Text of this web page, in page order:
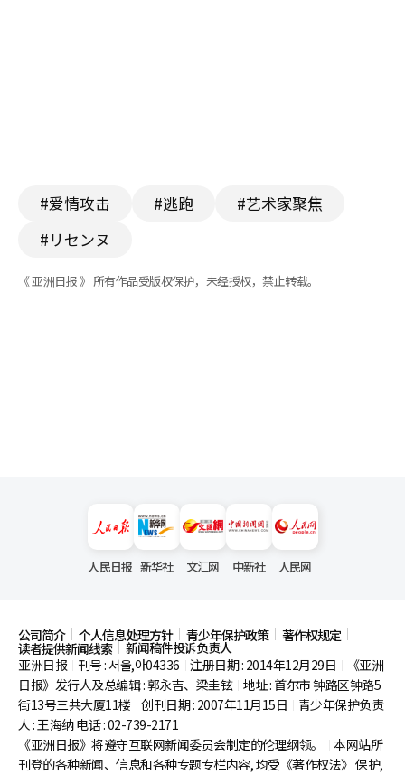
#爱情攻击 #逃跑
#艺术家聚焦
#リセンヌ
《 亚洲日报 》 所有作品受版权保护，未经授权，禁止转载。
人民日报 新华社 文汇网 中新社 人民网
公司简介 个人信息处理方针 青少年保护政策 著作权规定
读者提供新闻线索
新闻稿件投诉负责人
亚洲日报
刊号 : 서울,아04336 注册日期 : 2014年12月29日
《亚洲
日报》发行人及总编辑 : 郭永吉、梁圭铉 地址 : 首尔市钟路区钟路5
街13号三共大厦11楼 创刊日期 : 2007年11月15日
青少年保护负责
人 : 王海纳 电话 : 02-739-2171
《亚洲日报》将遵守互联网新闻委员会制定的伦理纲领。
本网站所
刊登的各种新闻、信息和各种专题专栏内容, 均受《著作权法》 保护,